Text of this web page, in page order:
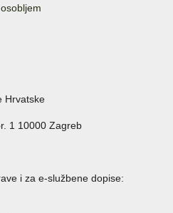
Hrvatske
1 10000 Zagreb
i za e-službene dopise: